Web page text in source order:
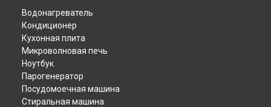
Ремонт посудомоечной машины DW15-T2145QS Haier в
Москве
Ремонт посудомоечной машины DW15-T2145QS Haier в
Санкт-Петербурге
Водонагреватель
Кондиционер
Кухонная плита
Микроволновая печь
Ноутбук
Парогенератор
Посудомоечная машина
Стиральная машина